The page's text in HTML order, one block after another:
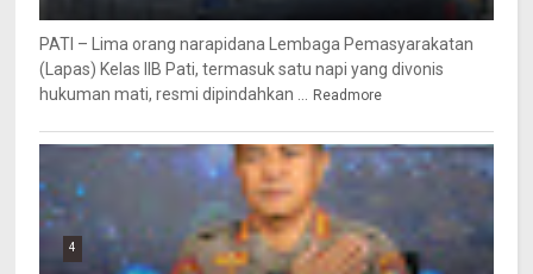
PATI – Lima orang narapidana Lembaga Pemasyarakatan
(Lapas) Kelas IIB Pati, termasuk satu napi yang divonis
hukuman mati, resmi dipindahkan ...
Readmore
4